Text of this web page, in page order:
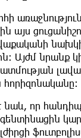
այս
Այժմ նրանք
հորիզոնականը:
նաև, որ